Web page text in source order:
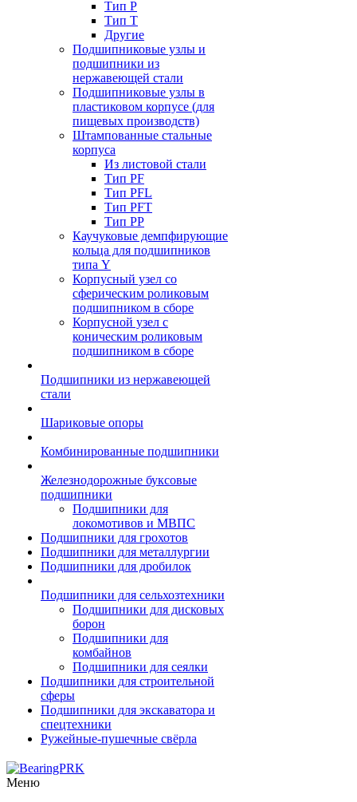
Тип P
Тип T
Другие
Подшипниковые узлы и
подшипники из
нержавеющей стали
Подшипниковые узлы в
пластиковом корпусе (для
пищевых производств)
Штампованные стальные
корпуса
Из листовой стали
Тип PF
Тип PFL
Тип PFT
Тип PP
Каучуковые демпфирующие
кольца для подшипников
типа Y
Корпусный узел со
сферическим роликовым
подшипником в сборе
Корпусной узел с
коническим роликовым
подшипником в сборе
Подшипники из нержавеющей
стали
Шариковые опоры
Комбинированные подшипники
Железнодорожные буксовые
подшипники
Подшипники для
локомотивов и МВПС
Подшипники для грохотов
Подшипники для металлургии
Подшипники для дробилок
Подшипники для сельхозтехники
Подшипники для дисковых
борон
Подшипники для
комбайнов
Подшипники для сеялки
Подшипники для строительной
сферы
Подшипники для экскаватора и
спецтехники
Ружейные-пушечные свёрла
Меню